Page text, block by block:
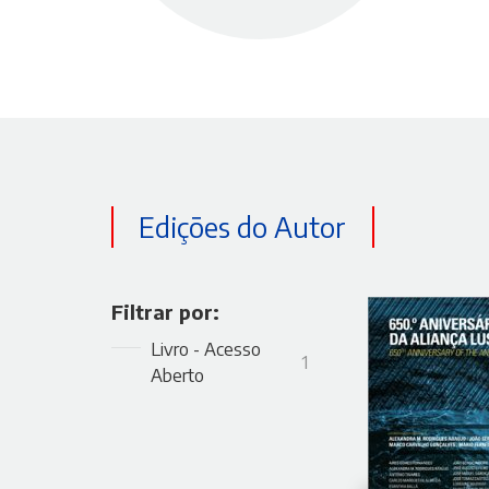
Edições do Autor
Filtrar por:
Livro - Acesso
Aberto
1